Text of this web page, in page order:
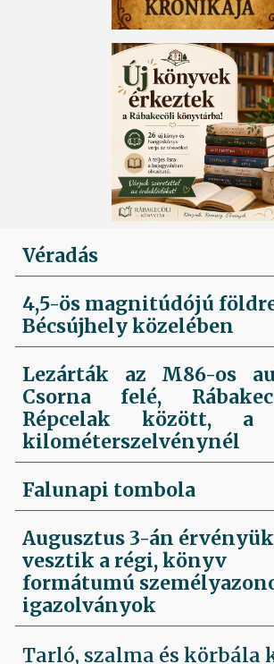
Véradás
4,5-ös magnitúdójú
Bécsújhely közelében
Lezárták az M86-os
Csorna felé,
Répcelak között, a
kilométerszelvénynél
Falunapi tombola
Augusztus 3-án
vesztik a régi, könyv
formátumú
igazolványok
Tarló, szalma és körbála